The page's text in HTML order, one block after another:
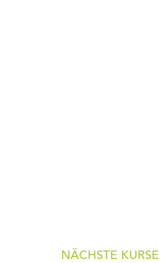
NÄCHSTE KURSE